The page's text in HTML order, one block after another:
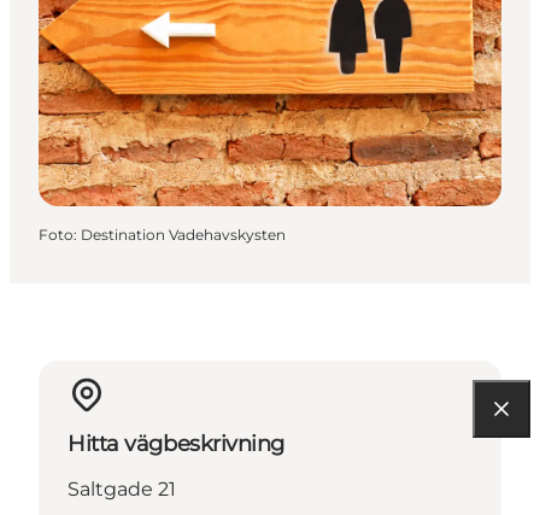
Foto: Destination Vadehavskysten
Hitta vägbeskrivning
Saltgade 21